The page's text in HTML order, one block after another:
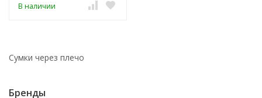
В наличии
Сумки через плечо
Бренды